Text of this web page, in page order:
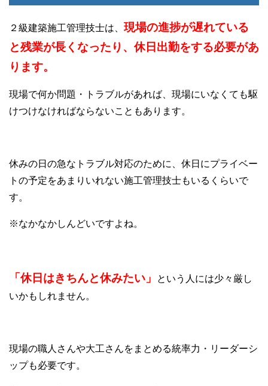
２級建築施工管理技士は、 現場の進捗が遅れている
と残業が長くなったり、休日出勤をする必要があ
ります。
現場で何か問題・トラブルがあれば、現場にいなくても駆
けつけなければならないこともあります。
休みの日の急なトラブル対応のために、休日にプライベー
トの予定をあまりいれない施工管理技士もいるくらいで
す。
※なかなかしんどいですよね。
「休日はきちんと休みたい」
という人には少々厳し
いかもしれません。
現場の職人さんや大工さんをまとめる統率力・リーダーシ
ップも必要です。